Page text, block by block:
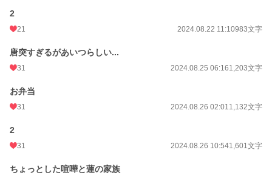
2
21 2024.08.22 11:10983文字
唐突すぎるがあいつらしい...
31 2024.08.25 06:161,203文字
お弁当
31 2024.08.26 02:011,132文字
2
31 2024.08.26 10:541,601文字
ちょっとした喧嘩と蓮の家族